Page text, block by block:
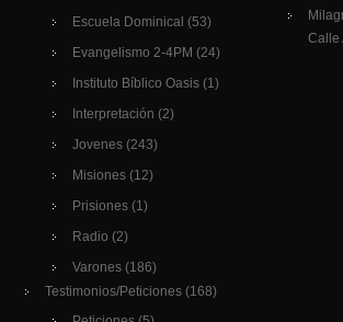
Escuela Dominical (53)
Evangelismo 2-4PM (24)
Instituto Bíblico Oasis (1)
Interpretación (2)
Jovenes (243)
Misiones (12)
Prisiones (1)
Radio (2)
Varones (186)
Testimonios/Peticiones (168)
Calle